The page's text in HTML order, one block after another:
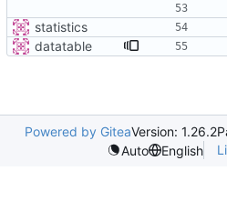
statistics
datatable
Powered by GiteaVersion: 1.26.2
Auto
English